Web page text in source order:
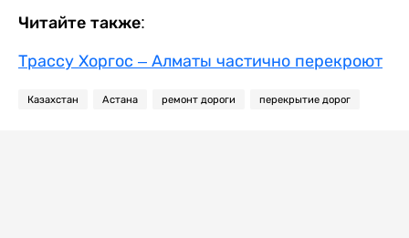
Читайте также:
Трассу Хоргос – Алматы частично перекроют
Казахстан Астана ремонт дороги перекрытие дорог